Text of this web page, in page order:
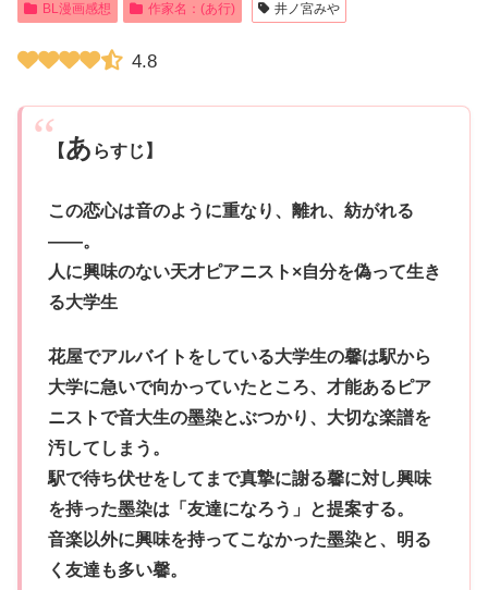
BL漫画感想 作家名：(あ行) 井ノ宮みや
4.8
【あ らすじ】
この恋心は音のように重なり、離れ、紡がれる
――。
人に興味のない天才ピアニスト×自分を偽って生き
る大学生
花屋でアルバイトをしている大学生の馨は駅から
大学に急いで向かっていたところ、才能あるピア
ニストで音大生の墨染とぶつかり、大切な楽譜を
汚してしまう。
駅で待ち伏せをしてまで真摯に謝る馨に対し興味
を持った墨染は「友達になろう」と提案する。
音楽以外に興味を持ってこなかった墨染と、明る
く友達も多い馨。